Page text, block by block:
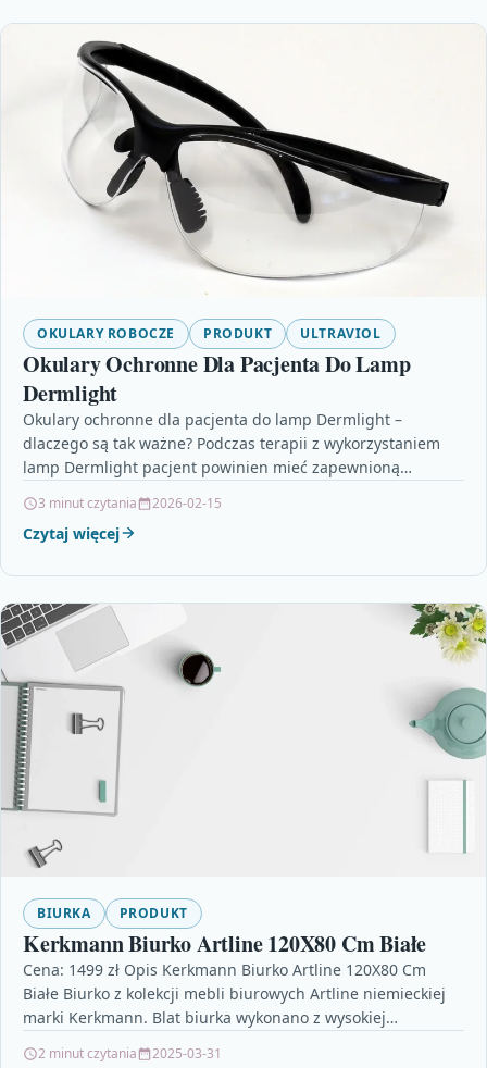
OKULARY ROBOCZE PRODUKT ULTRAVIOL
Okulary Ochronne Dla Pacjenta Do Lamp
Dermlight
Okulary ochronne dla pacjenta do lamp Dermlight –
dlaczego są tak ważne? Podczas terapii z wykorzystaniem
lamp Dermlight pacjent powinien mieć zapewnioną
3 minut czytania 2026-02-15
Czytaj więcej
BIURKA PRODUKT
Kerkmann Biurko Artline 120X80 Cm Białe
Cena: 1499 zł Opis Kerkmann Biurko Artline 120X80 Cm
Białe Biurko z kolekcji mebli biurowych Artline niemieckiej
marki Kerkmann. Blat biurka wykonano z wysokiej…
2 minut czytania 2025-03-31